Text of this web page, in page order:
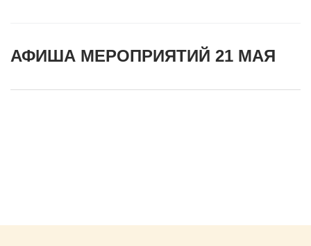
АФИША МЕРОПРИЯТИЙ 21 МАЯ